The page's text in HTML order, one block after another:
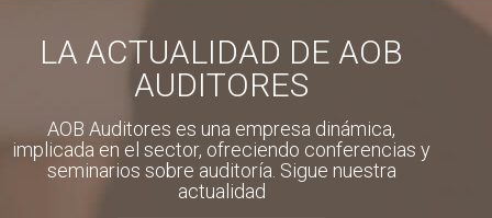
LA ACTUALIDAD DE AOB
AUDITORES
AOB Auditores es una empresa dinámica,
implicada en el sector, ofreciendo conferencias y
seminarios sobre auditoría. Sigue nuestra
actualidad